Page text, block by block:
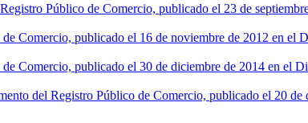
Público de Comercio, publicado el 23 de
Comercio, publicado el 16 de noviembre de 2012 en el
Comercio, publicado el 30 de diciembre de 2014 en el
del Registro Público de Comercio, publicado el 20